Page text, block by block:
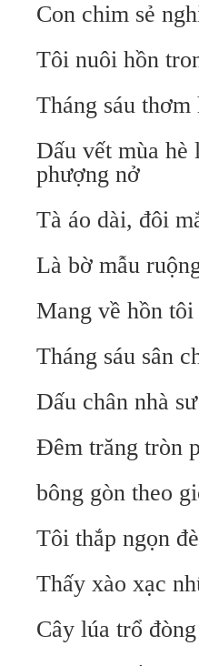
Con chim sẻ
Tôi nuôi hồn
Tháng sáu
Dấu vết mùa hè
phượng nở
Tà áo dài, đôi
Là bờ mẫu
Mang về hồn
Tháng sáu sân
Dấu chân nhà
Đêm trăng tròn
bông gòn theo
Tôi thắp ngọn
Thấy xào xạc
Cây lúa trổ